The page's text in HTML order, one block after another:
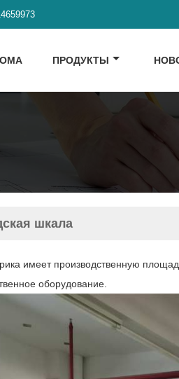
ПРОДУКТЫ
шкала
имеет производственную
оборудование.